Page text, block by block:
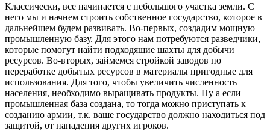
Классически, все начинается с небольшого участка земли. С
него мы и начнем строить собственное государство, которое в
дальнейшем будем развивать. Во-первых, создадим мощную
промышленную базу. Для этого нам потребуются разведчики,
которые помогут найти подходящие шахты для добычи
ресурсов. Во-вторых, займемся стройкой заводов по
переработке добытых ресурсов в материалы пригодные для
использования. Для того, чтобы увеличить численность
населения, необходимо выращивать продукты. Ну а если
промышленная база создана, то тогда можно приступать к
созданию армии, т.к. ваше государство должно находиться под
защитой, от нападения других игроков.